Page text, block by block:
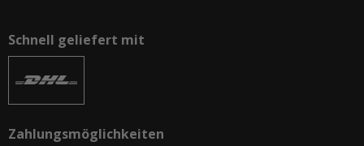
Schnell geliefert mit
Zahlungsmöglichkeiten